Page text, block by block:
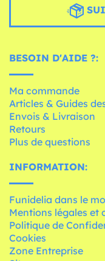
BESOIN D'AIDE ?:
Ma commande
Articles & Guides
Envois & Livraison
Retours
Plus de questions
INFORMATION:
Funidelia dans le
Mentions légales et
Politique de
Cookies
Zone Entreprise